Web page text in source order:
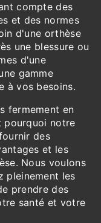
compte des
et des normes
d'une orthèse
une blessure ou
d'une
gamme
à vos besoins.
fermement en
pourquoi notre
des
et les
Nous voulons
pleinement les
prendre des
santé et votre